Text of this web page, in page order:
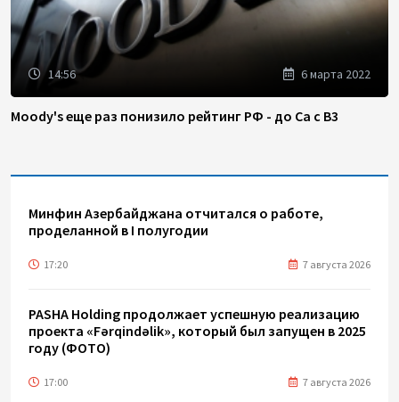
14:56 6 марта 2022
Moody's еще раз понизило рейтинг РФ - до Ca с B3
Минфин Азербайджана отчитался о работе,
проделанной в I полугодии
17:20 7 августа 2026
PASHA Holding продолжает успешную реализацию
проекта «Fərqindəlik», который был запущен в 2025
году (ФОТО)
17:00 7 августа 2026